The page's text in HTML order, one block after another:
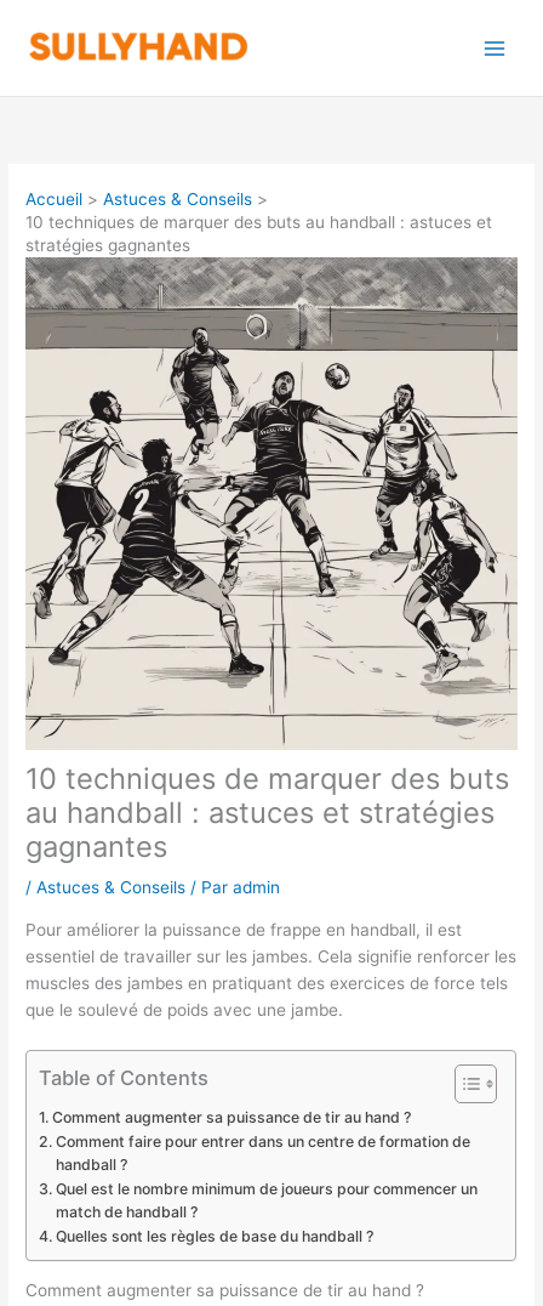
contenu
Accueil
Astuces & Conseils
10 techniques de marquer des buts au handball : astuces et
stratégies gagnantes
10 techniques de marquer des buts
au handball : astuces et stratégies
gagnantes
/Astuces & Conseils / Paradmin
Pour améliorer la puissance de frappe en handball, il est
essentiel de travailler sur les jambes. Cela signifie renforcer les
muscles des jambes en pratiquant des exercices de force tels
que le soulevé de poids avec une jambe.
Table of Contents
Comment augmenter sa puissance de tir au hand ?
Comment faire pour entrer dans un centre de formation de
handball ?
Quel est le nombre minimum de joueurs pour commencer un
match de handball ?
Quelles sont les règles de base du handball ?
Comment augmenter sa puissance de tir au hand ?